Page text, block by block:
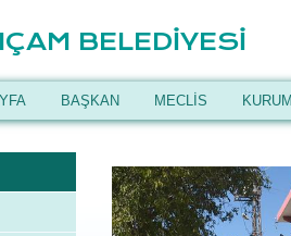
BELEDİYESİ
BAŞKAN MECLİS